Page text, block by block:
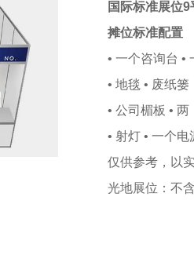
国际标准展位9
摊位标准配置
• 一个咨询台 •
• 地毯 • 废纸篓
• 公司楣板 •
• 射灯 • 一个电
仅供参考，以
光地展位：不